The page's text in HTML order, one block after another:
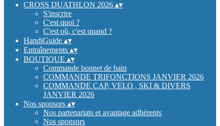
CROSS DUATHLON 2026 ▴▾
S'inscrire
C'est quoi ?
C'est où, c'est quand ?
HandiGuide ▴▾
Entraînements ▴▾
BOUTIQUE ▴▾
Commande bonnet de bain
COMMANDE TRIFONCTIONS JANVIER 2026
COMMANDE CAP, VELO , SKI & DIVERS
JANVIER 2026
Nos sponsors ▴▾
Nos partenariats et avantage adhérents
Nos sponsors